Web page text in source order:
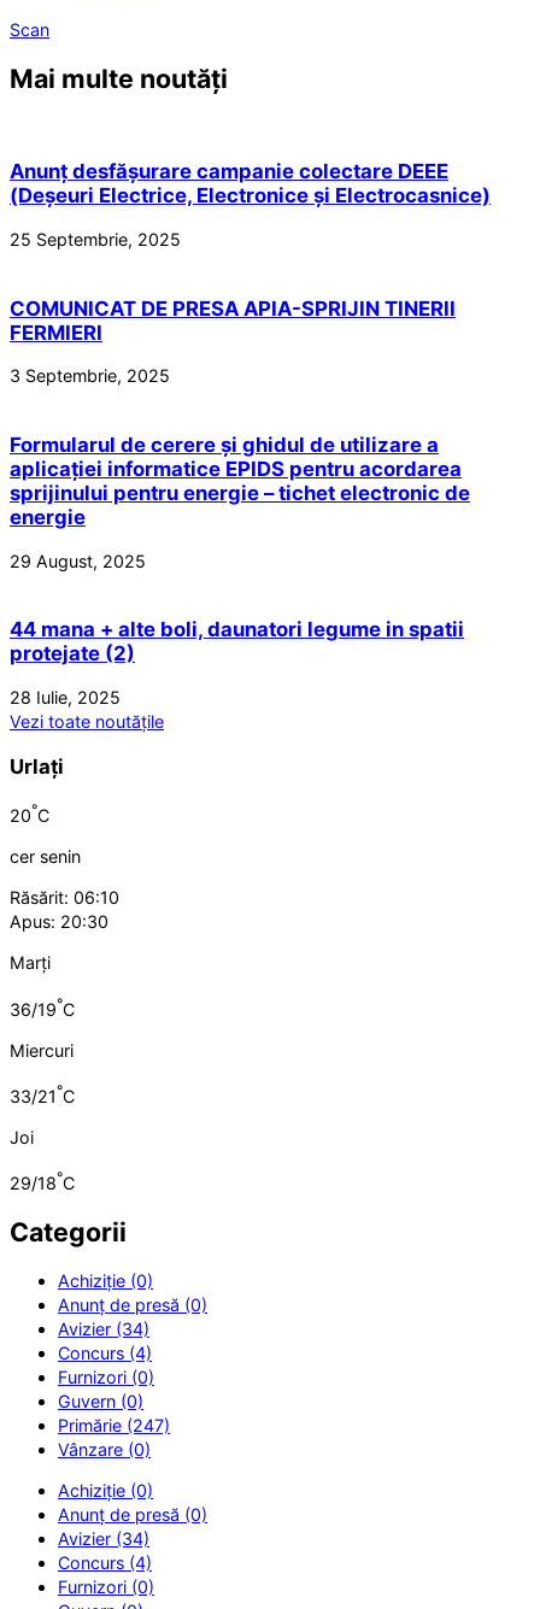
Scan
Mai multe noutăți
Anunț desfășurare campanie colectare DEEE
(Deșeuri Electrice, Electronice și Electrocasnice)
25 Septembrie, 2025
COMUNICAT DE PRESA APIA-SPRIJIN TINERII
FERMIERI
3 Septembrie, 2025
Formularul de cerere și ghidul de utilizare a
aplicației informatice EPIDS pentru acordarea
sprijinului pentru energie – tichet electronic de
energie
29 August, 2025
44 mana + alte boli, daunatori legume in spatii
protejate (2)
28 Iulie, 2025
Vezi toate noutățile
Urlați
20°C
cer senin
Răsărit: 06:10
Apus: 20:30
Marți
36/19°C
Miercuri
33/21°C
Joi
29/18°C
Categorii
Achiziție (0)
Anunț de presă (0)
Avizier (34)
Concurs (4)
Furnizori (0)
Guvern (0)
Primărie (247)
Vânzare (0)
Achiziție (0)
Anunț de presă (0)
Avizier (34)
Concurs (4)
Furnizori (0)